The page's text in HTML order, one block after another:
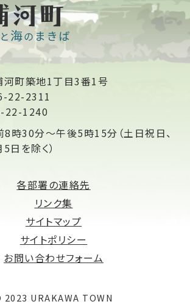
河町築地1丁目3番1号
22-2311
22-1240
8時30分～午後5時15分（土日祝日、
を除く）
各部署の連絡先
リンク集
サイトマップ
サイトポリシー
お問い合わせフォーム
2023 URAKAWA TOWN